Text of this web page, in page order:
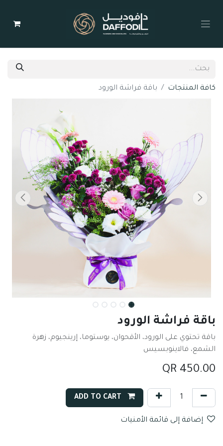
كافة المنتجات باقة فراشة الورود
باقة فراشة الورود
باقة تحتوي على الورود، الأقحوان، يوستوما، إرينجيوم، زهرة
الشمع، فالاينوبسيس
450.00
ADD TO CART
إضافة إلى قائمة الأمنيات